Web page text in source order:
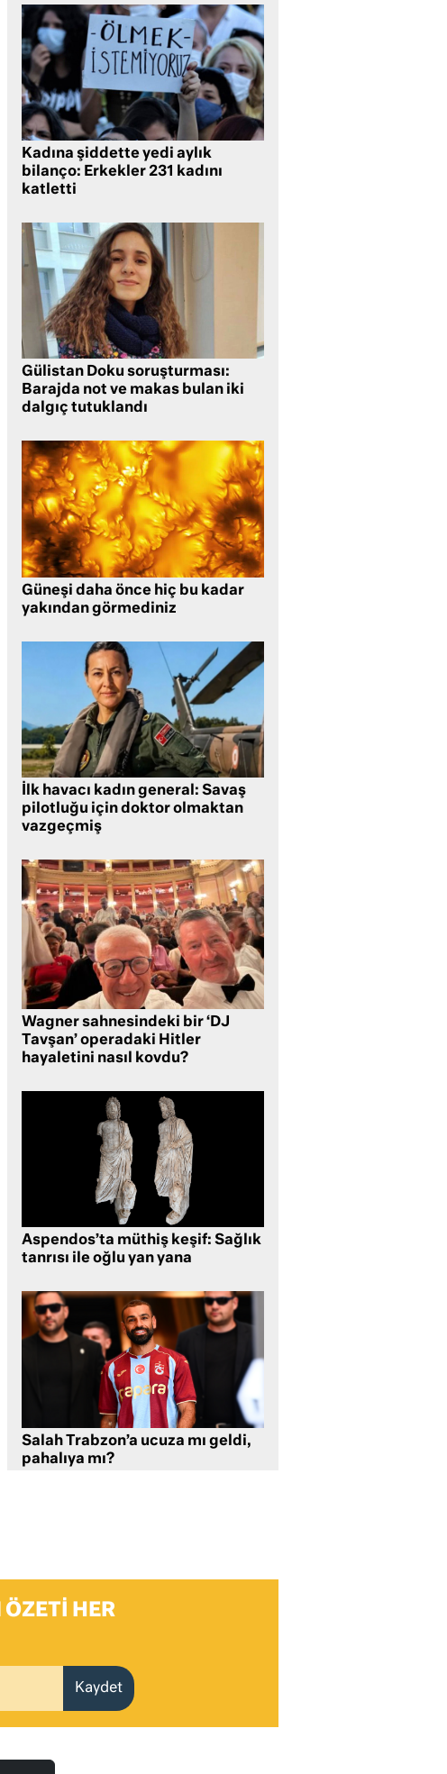
Kadına şiddette yedi aylık
bilanço: Erkekler 231 kadını
katletti
Gülistan Doku soruşturması:
Barajda not ve makas bulan iki
dalgıç tutuklandı
Güneşi daha önce hiç bu kadar
yakından görmediniz
İlk havacı kadın general: Savaş
pilotluğu için doktor olmaktan
vazgeçmiş
Wagner sahnesindeki bir ‘DJ
Tavşan’ operadaki Hitler
hayaletini nasıl kovdu?
Aspendos’ta müthiş keşif: Sağlık
tanrısı ile oğlu yan yana
Salah Trabzon’a ucuza mı geldi,
pahalıya mı?
HER
Kaydet